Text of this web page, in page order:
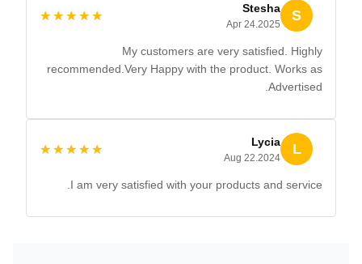
S
Stesha
Apr 24.2025
★★★★★
★★★★★
My customers are very satisfied. Highly
recommended.Very Happy with the product. Works as
Advertised.
L
Lycia
Aug 22.2024
★★★★★
★★★★★
I am very satisfied with your products and service.